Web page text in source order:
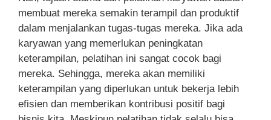
membuat mereka semakin terampil dan produktif
dalam menjalankan tugas-tugas mereka. Jika ada
karyawan yang memerlukan peningkatan
keterampilan, pelatihan ini sangat cocok bagi
mereka. Sehingga, mereka akan memiliki
keterampilan yang diperlukan untuk bekerja lebih
efisien dan memberikan kontribusi positif bagi